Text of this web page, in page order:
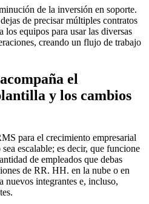
de la inversión en soporte.
de precisar múltiples contratos
equipos para usar las diversas
creando un flujo de trabajo
el
y los cambios
para el crecimiento empresarial
escalable; es decir, que funcione
de empleados que debas
de RR. HH. en la nube o en
nuevos integrantes e, incluso,